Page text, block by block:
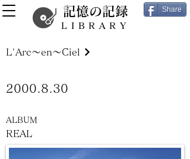
記憶の記録
LIBRARY
Share
REAL
L'Arc～en～Ciel
2000.8.30
ALBUM